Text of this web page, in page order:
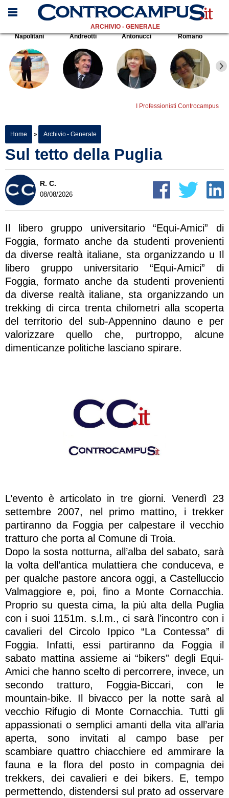
ARCHIVIO - GENERALE
Napolitani
Andreotti Antonucci Romano
I Professionisti Controcampus
Home » Archivio - Generale
Sul tetto della Puglia
R. C.
08/08/2026
Il libero gruppo universitario “Equi-Amici” di
Foggia, formato anche da studenti provenienti
da diverse realtà italiane, sta organizzando u Il
libero gruppo universitario “Equi-Amici” di
Foggia, formato anche da studenti provenienti
da diverse realtà italiane, sta organizzando un
trekking di circa trenta chilometri alla scoperta
del territorio del sub-Appennino dauno e per
valorizzare quello che, purtroppo, alcune
dimenticanze politiche lasciano spirare.
L’evento è articolato in tre giorni. Venerdì 23
settembre 2007, nel primo mattino, i trekker
partiranno da Foggia per calpestare il vecchio
tratturo che porta al Comune di Troia.
Dopo la sosta notturna, all’alba del sabato, sarà
la volta dell’antica mulattiera che conduceva, e
per qualche pastore ancora oggi, a Castelluccio
Valmaggiore e, poi, fino a Monte Cornacchia.
Proprio su questa cima, la più alta della Puglia
con i suoi 1151m. s.l.m., ci sarà l’incontro con i
cavalieri del Circolo Ippico “La Contessa” di
Foggia. Infatti, essi partiranno da Foggia il
sabato mattina assieme ai “bikers” degli Equi-
Amici che hanno scelto di percorrere, invece, un
secondo tratturo, Foggia-Biccari, con le
mountain-bike. Il bivacco per la notte sarà al
vecchio Rifugio di Monte Cornacchia. Tutti gli
appassionati o semplici amanti della vita all’aria
aperta, sono invitati al campo base per
scambiare quattro chiacchiere ed ammirare la
fauna e la flora del posto in compagnia dei
trekkers, dei cavalieri e dei bikers. E, tempo
permettendo, distendersi sul prato ad osservare